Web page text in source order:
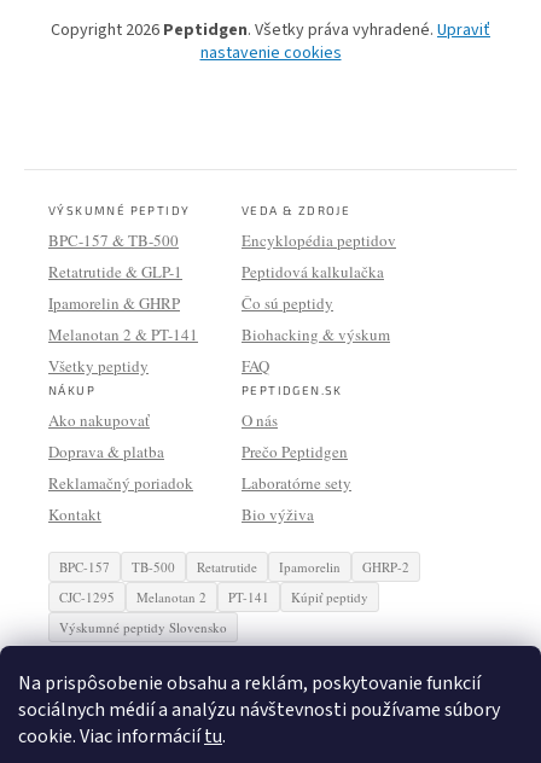
Na prispôsobenie obsahu a reklám, poskytovanie funkcií
sociálnych médií a analýzu návštevnosti používame súbory
cookie. Viac informáciítu.
Copyright 2026 Peptidgen. Všetky práva vyhradené. Upraviť
nastavenie cookies
VÝSKUMNÉ PEPTIDY
BPC-157 & TB-500
Retatrutide & GLP-1
Ipamorelin & GHRP
Melanotan 2 & PT-141
Všetky peptidy
VEDA & ZDROJE
Encyklopédia peptidov
Peptidová kalkulačka
Čo sú peptidy
Biohacking & výskum
FAQ
NÁKUP
Ako nakupovať
Doprava & platba
Reklamačný poriadok
Kontakt
PEPTIDGEN.SK
O nás
Prečo Peptidgen
Laboratórne sety
Bio výživa
BPC-157 TB-500 Retatrutide Ipamorelin
GHRP-2
CJC-1295
Melanotan 2 PT-141
Kúpiť peptidy
Výskumné peptidy Slovensko
✓ Slovenský sklad✓ CoA certifikáty ✓ Expedícia do 48h✓ HPLC ≥98%
✓ Doprava zdarma nad 150€